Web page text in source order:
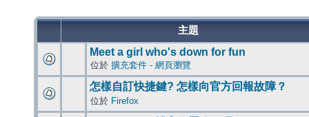
主題
Meet a girl who's down for fun
位於 擴充套件 - 網頁瀏覽
怎樣自訂快捷鍵? 怎樣向官方回報故障？
位於 Firefox